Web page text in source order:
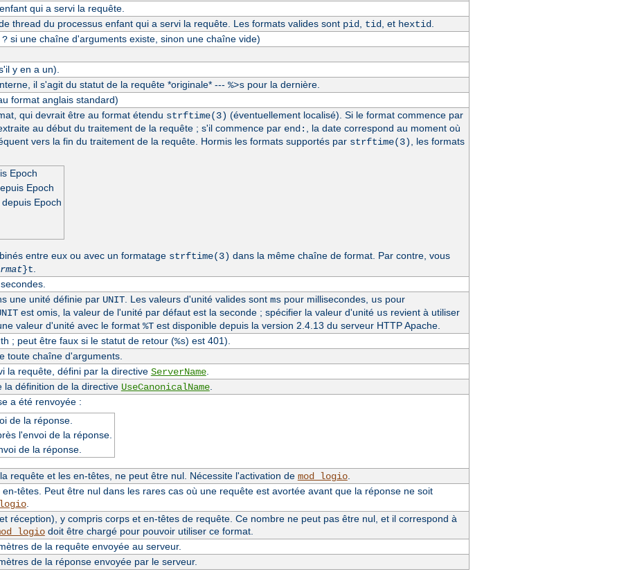
qui a servi la requête.
thread du processus enfant qui a servi la requête. Les formats valides sont pid, tid, et hextid.
?si une chaîne d'arguments existe, sinon une chaîne vide)
y en a un).
il s'agit du statut de la requête *originale* --- %>spour la dernière.
format anglais standard)
qui devrait être au format étendu strftime(3) (éventuellement localisé). Si le format commence par
au début du traitement de la requête ; s'il commence par end:
, la date correspond au moment où
vers la fin du traitement de la requête. Hormis les formats supportés par strftime(3)
, les formats
Epoch
Epoch
Epoch
entre eux ou avec un formatage strftime(3) dans la même chaîne de format. Par contre, vous
}t
une unité définie par UNIT. Les valeurs d'unité valides sont mspour millisecondes, uspour
est omis, la valeur de l'unité par défaut est la seconde ; spécifier la valeur d'unité usrevient à utiliser
valeur d'unité avec le format %Test disponible depuis la version 2.4.13 du serveur HTTP Apache.
; peut être faux si le statut de retour (%s) est 401).
toute chaîne d'arguments.
la requête, défini par la directive ServerName.
la définition de la directive UseCanonicalName.
a été renvoyée :
de la réponse.
l'envoi de la réponse.
de la réponse.
requête et les en-têtes, ne peut être nul. Nécessite l'activation de mod_logio.
têtes. Peut être nul dans les rares cas où une requête est avortée avant que la réponse ne soit
.
réception), y compris corps et en-têtes de requête. Ce nombre ne peut pas être nul, et il correspond à
doit être chargé pour pouvoir utiliser ce format.
de la requête envoyée au serveur.
de la réponse envoyée par le serveur.